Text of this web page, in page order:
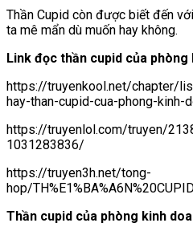
Thần Cupid còn được biết đến
ta mê mẩn dù muốn hay không.
Link đọc thần cupid của phòng
https://truyenkool.net/chapter/
hay-than-cupid-cua-phong-kinh-
https://truyenlol.com/truyen/
1031283836/
https://truyen3h.net/tong-
hop/
Thần cupid của phòng kinh